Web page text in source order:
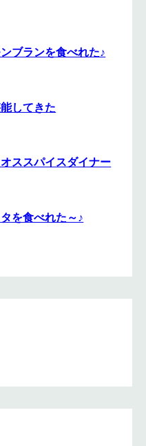
ブランを食べれた♪
してきた
ススパイスダイナー
を食べれた～♪